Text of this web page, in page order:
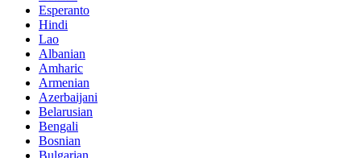
Esperanto
Hindi
Lao
Albanian
Amharic
Armenian
Azerbaijani
Belarusian
Bengali
Bosnian
Bulgarian